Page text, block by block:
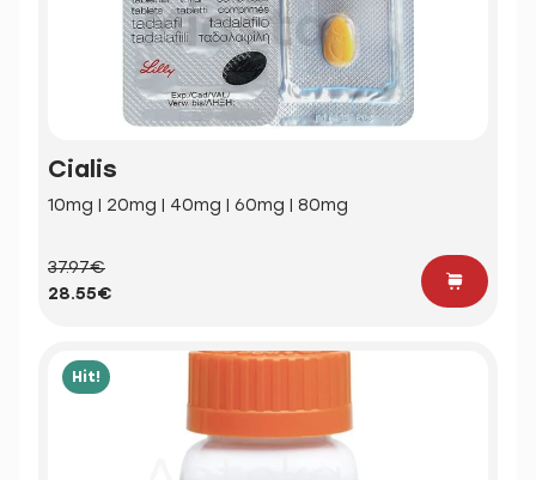
Cialis
10mg | 20mg | 40mg | 60mg | 80mg
37.97€
28.55€
Hit!